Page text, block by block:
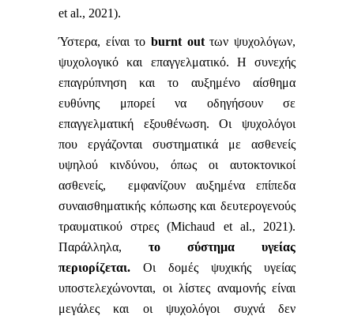
et al., 2021).
Ύστερα, είναι το burnt outτων ψυχολόγων,
ψυχολογικό και επαγγελματικό. Η συνεχής
επαγρύπνηση και το αυξημένο αίσθημα
ευθύνης μπορεί να οδηγήσουν σε
επαγγελματική εξουθένωση. Οι ψυχολόγοι
που εργάζονται συστηματικά με ασθενείς
υψηλού κινδύνου, όπως οι αυτοκτονικοί
ασθενείς, εμφανίζουν αυξημένα επίπεδα
συναισθηματικής κόπωσης και δευτερογενούς
τραυματικού στρες (Michaud et al., 2021).
Παράλληλα, το σύστημα υγείας
περιορίζεται. Οι δομές ψυχικής υγείας
υποστελεχώνονται, οι λίστες αναμονής είναι
μεγάλες και οι ψυχολόγοι συχνά δεν